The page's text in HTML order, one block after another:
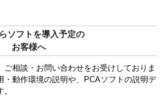
ソフトを導入予定の
お客様へ
相談・お問い合わせをお受けしておりま
・動作環境の説明や、PCAソフトの説明デ